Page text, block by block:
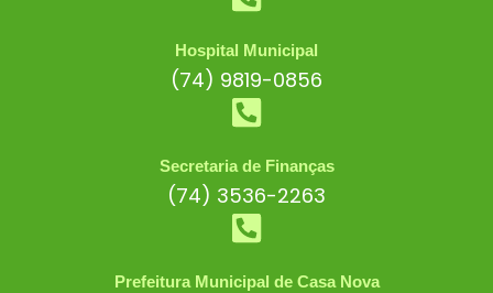
Hospital Municipal
(74) 9819-0856
Secretaria de Finanças
(74) 3536-2263
Prefeitura Municipal de Casa Nova